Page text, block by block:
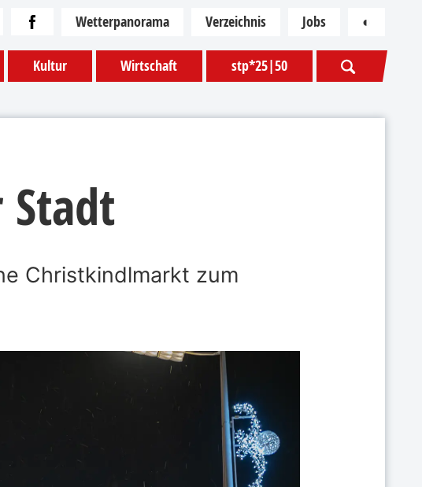
Kultur Wirtschaft stp*25|50
Wetterpanorama Verzeichnis Jobs ◐
Christkindlmarkt zum